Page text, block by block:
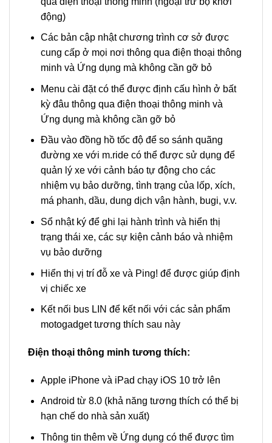
động)
Các bản cập nhật chương trình cơ sở được
cung cấp ở mọi nơi thông qua điện thoại thông
minh và Ứng dụng mà không cần gỡ bỏ
Menu cài đặt có thể được định cấu hình ở bất
kỳ đâu thông qua điện thoại thông minh và
Ứng dụng mà không cần gỡ bỏ
Đầu vào đồng hồ tốc độ để so sánh quãng
đường xe với m.ride có thể được sử dụng để
quản lý xe với cảnh báo tự động cho các
nhiệm vụ bảo dưỡng, tình trạng của lốp, xích,
má phanh, dầu, dung dịch vận hành, bugi, v.v.
Sổ nhật ký để ghi lại hành trình và hiển thị
trạng thái xe, các sự kiện cảnh báo và nhiệm
vụ bảo dưỡng
Hiển thị vị trí đỗ xe và Ping! để được giúp định
vị chiếc xe
Kết nối bus LIN để kết nối với các sản phẩm
motogadget tương thích sau này
Điện thoại thông minh tương thích:
Apple iPhone và iPad chạy iOS 10 trở lên
Android từ 8.0 (khả năng tương thích có thể bị
hạn chế do nhà sản xuất)
Thông tin thêm về Ứng dụng có thể được tìm